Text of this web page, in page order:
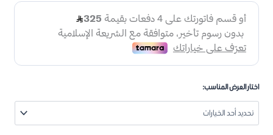
اختار العرض المناسب: